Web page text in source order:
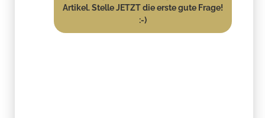
Artikel. Stelle JETZT die erste gute Frage!
:-)